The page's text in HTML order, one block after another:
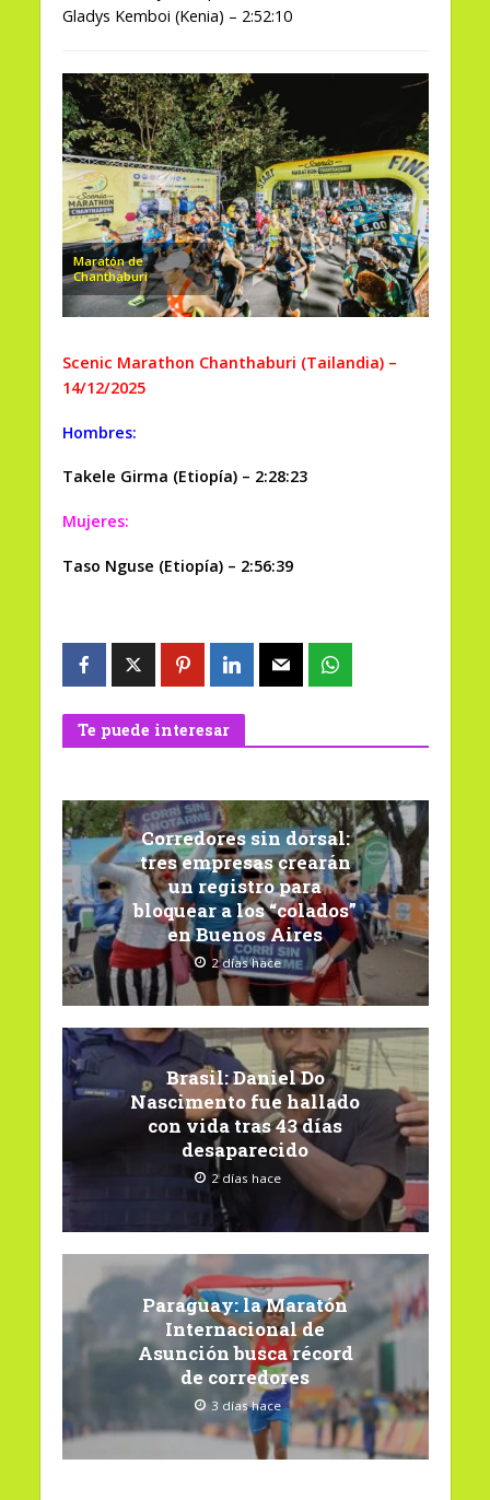
Gladys Kemboi (Kenia) – 2:52:10
Maratón de
Chanthaburi
Scenic Marathon Chanthaburi (Tailandia) –
14/12/2025
Hombres:
Takele Girma (Etiopía) – 2:28:23
Mujeres:
Taso Nguse (Etiopía) – 2:56:39
Te puede interesar
Corredores sin dorsal:
tres empresas crearán
un registro para
bloquear a los “colados”
en Buenos Aires
2 días hace
Brasil: Daniel Do
Nascimento fue hallado
con vida tras 43 días
desaparecido
2 días hace
Paraguay: la Maratón
Internacional de
Asunción busca récord
de corredores
3 días hace